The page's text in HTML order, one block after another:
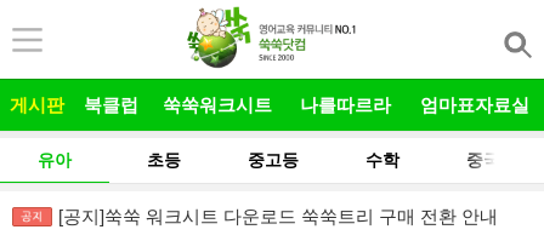
게시판 북클럽 쑥쑥워크시트 나를따르라 엄마표자료실
유아 초등 중고등 수학 중국어
[공지]쑥쑥 워크시트 다운로드 쑥쑥트리 구매 전환 안내